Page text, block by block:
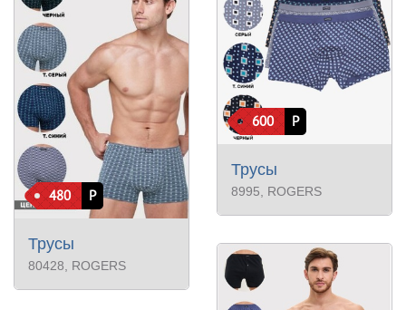
480 Р
Трусы
80428 , ROGERS
600 Р
Трусы
8995, ROGERS